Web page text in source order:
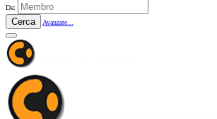
Da:
Cerca Avanzate...